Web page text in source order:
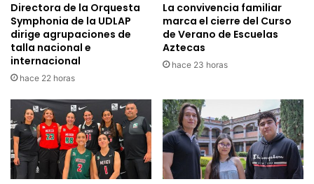
Directora de la Orquesta
Symphonia de la UDLAP
dirige agrupaciones de
talla nacional e
internacional
hace 22 horas
La convivencia familiar
marca el cierre del Curso
de Verano de Escuelas
Aztecas
hace 23 horas